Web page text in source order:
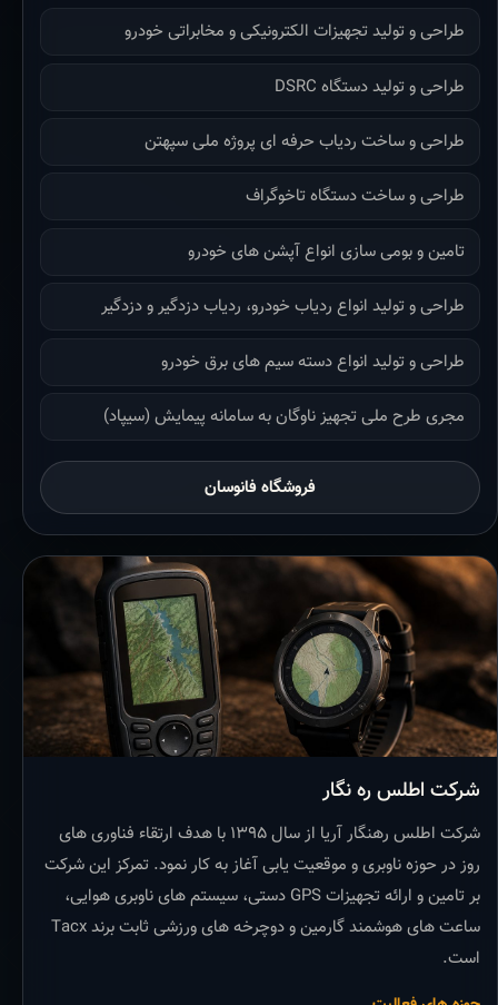
طراحی و تولید تجهیزات الکترونیکی و مخابراتی خودرو
طراحی و تولید دستگاه DSRC
طراحی و ساخت ردیاب حرفه ای پروژه ملی سپهتن
طراحی و ساخت دستگاه تاخوگراف
تامین و بومی سازی انواع آپشن های خودرو
طراحی و تولید انواع ردیاب خودرو، ردیاب دزدگیر و دزدگیر
طراحی و تولید انواع دسته سیم های برق خودرو
مجری طرح ملی تجهیز ناوگان به سامانه پیمایش (سیپاد)
فروشگاه فانوسان
شرکت اطلس ره نگار
شرکت اطلس رهنگار آریا از سال ۱۳۹۵ با هدف ارتقاء فناوری های
روز در حوزه ناوبری و موقعیت یابی آغاز به کار نمود. تمرکز این شرکت
بر تامین و ارائه تجهیزات GPS دستی، سیستم های ناوبری هوایی،
ساعت های هوشمند گارمین و دوچرخه های ورزشی ثابت برند Tacx
است.